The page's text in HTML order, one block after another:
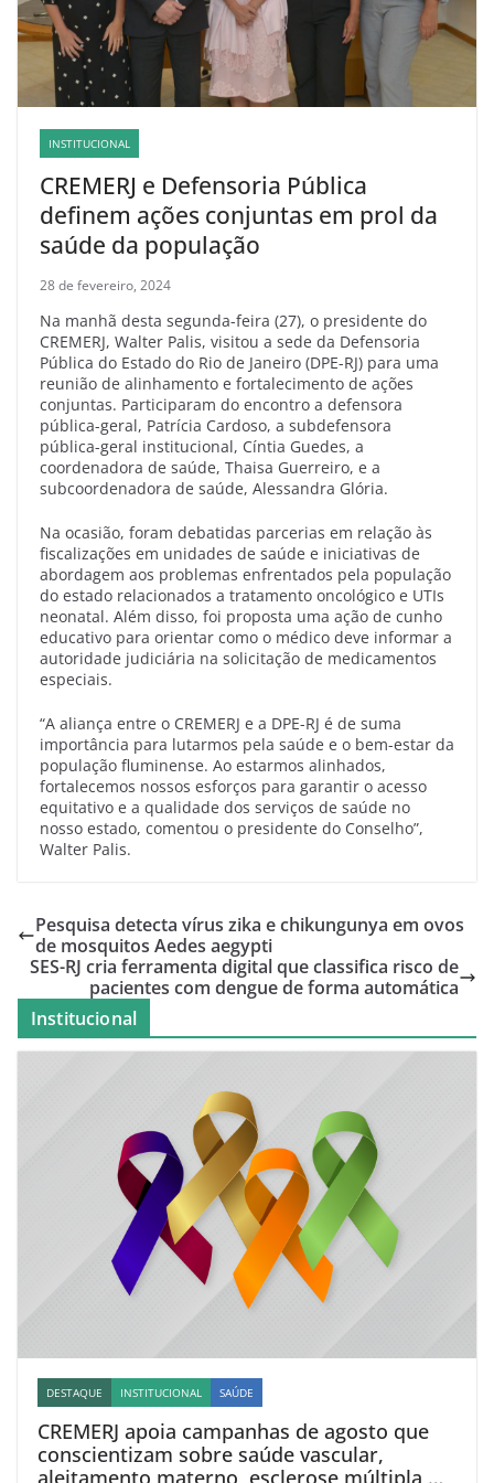
INSTITUCIONAL
CREMERJ e Defensoria Pública
definem ações conjuntas em prol da
saúde da população
28 de fevereiro, 2024
Na manhã desta segunda-feira (27), o presidente do
CREMERJ, Walter Palis, visitou a sede da Defensoria
Pública do Estado do Rio de Janeiro (DPE-RJ) para uma
reunião de alinhamento e fortalecimento de ações
conjuntas. Participaram do encontro a defensora
pública-geral, Patrícia Cardoso, a subdefensora
pública-geral institucional, Cíntia Guedes, a
coordenadora de saúde, Thaisa Guerreiro, e a
subcoordenadora de saúde, Alessandra Glória.
Na ocasião, foram debatidas parcerias em relação às
fiscalizações em unidades de saúde e iniciativas de
abordagem aos problemas enfrentados pela população
do estado relacionados a tratamento oncológico e UTIs
neonatal. Além disso, foi proposta uma ação de cunho
educativo para orientar como o médico deve informar a
autoridade judiciária na solicitação de medicamentos
especiais.
“A aliança entre o CREMERJ e a DPE-RJ é de suma
importância para lutarmos pela saúde e o bem-estar da
população fluminense. Ao estarmos alinhados,
fortalecemos nossos esforços para garantir o acesso
equitativo e a qualidade dos serviços de saúde no
nosso estado, comentou o presidente do Conselho”,
Walter Palis.
Pesquisa detecta vírus zika e chikungunya em ovos
de mosquitos Aedes aegypti
SES-RJ cria ferramenta digital que classifica risco de
pacientes com dengue de forma automática
Institucional
DESTAQUE INSTITUCIONAL SAÚDE
CREMERJ apoia campanhas de agosto que
conscientizam sobre saúde vascular,
aleitamento materno, esclerose múltipla e